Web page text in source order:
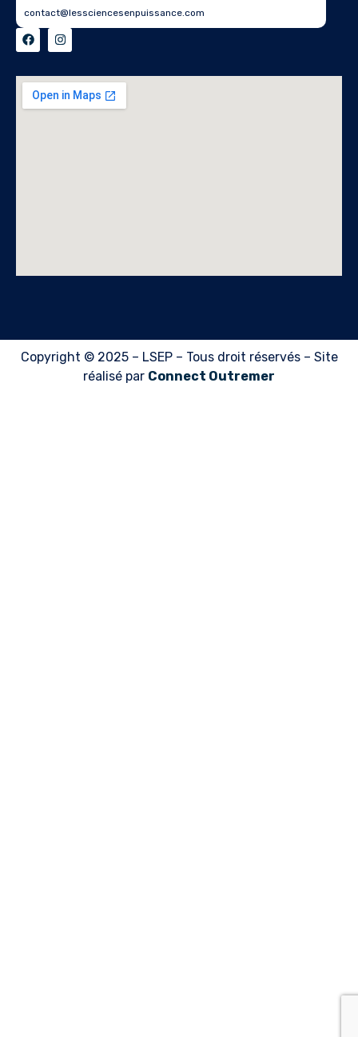
contact@lessciencesenpuissance.com
Copyright © 2025 – LSEP – Tous droit réservés – Site
réalisé par Connect Outremer